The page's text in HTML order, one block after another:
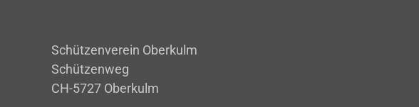
Schützenverein Oberkulm
Schützenweg
CH-5727 Oberkulm